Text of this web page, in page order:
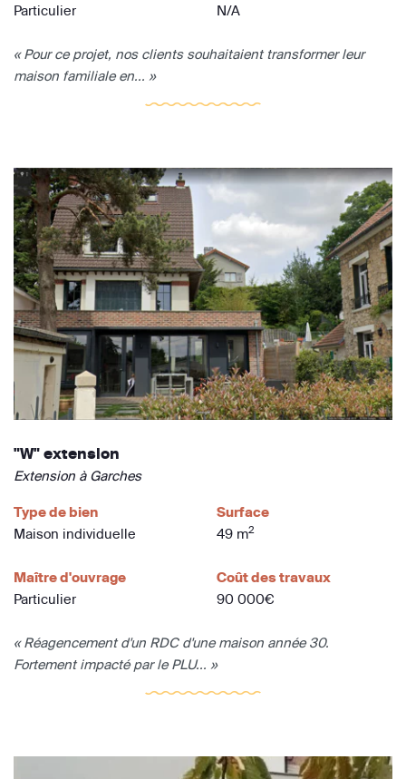
Particulier
N/A
« Pour ce projet, nos clients souhaitaient transformer leur
maison familiale en... »
"W" extension
Extension à Garches
Type de bien
Maison individuelle
Surface
49 m2
Maître d'ouvrage
Particulier
Coût des travaux
90 000€
« Réagencement d'un RDC d'une maison année 30.
Fortement impacté par le PLU... »